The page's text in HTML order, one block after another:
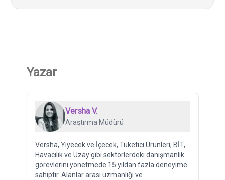
Yazar
Versha V.
Araştırma Müdürü
Versha, Yiyecek ve İçecek, Tüketici Ürünleri, BİT,
Havacılık ve Uzay gibi sektörlerdeki danışmanlık
görevlerini yönetmede 15 yıldan fazla deneyime
sahiptir. Alanlar arası uzmanlığı ve